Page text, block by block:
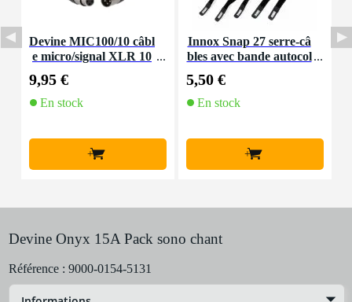
Devine MIC100/10 câbl
e micro/signal XLR 10
9,95 €
En stock
+
Innox Snap 27 serre-câ
bles avec bande autocol
5,50 €
En stock
+
Devine Onyx 15A Pack sono chant
Référence : 9000-0154-5131